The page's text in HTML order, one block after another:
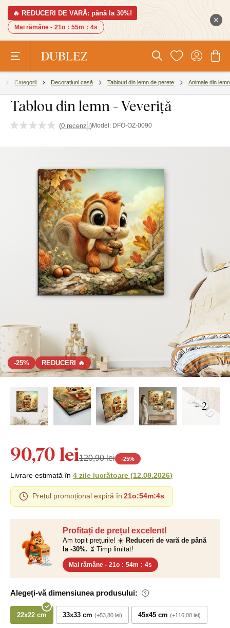
🔥 REDUCERI DE VARĂ: până la 30%!
Mai rămâne - 21o : 55m : 4s
Categorii Decorațiuni casă Tablouri din lemn de perete Animale din lemn
Tablou din lemn - Veveriță
(0 recenzii)Model: DFO-OZ-0090
-25% REDUCERI 🔥
+ 2
Profitați de prețul excelent!
Am topit prețurile! ☀️ Reduceri de vară de până
la -30%. ⏳ Timp limitat!
Mai rămâne - 21o : 54m : 3s
Alegeți-vă dimensiunea produsului:
22x22 cm 33x33 cm +53,80 lei 45x45 cm +116,00 lei
90,70 lei120,90 lei -25%
Livrare estimată în 4 zile lucrătoare (12.08.2026)
Prețul promoțional expiră în 21o:54m:3s